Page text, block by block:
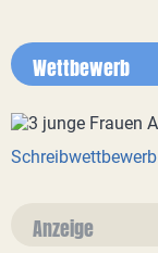
Wettbewerb
Anzeige